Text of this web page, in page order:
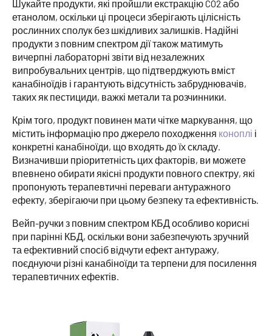
Шукайте продукти, які пройшли екстракцію CO2 або
етанолом, оскільки ці процеси зберігають цілісність
рослинних сполук без шкідливих залишків. Надійні
продукти з повним спектром дії також матимуть
вичерпні лабораторні звіти від незалежних
випробувальних центрів, що підтверджують вміст
канабіноїдів і гарантують відсутність забруднювачів,
таких як пестициди, важкі метали та розчинники.
Крім того, продукт повинен мати чітке маркування, що
містить інформацію про джерело походження коноплі і
конкретні канабіноїди, що входять до їх складу.
Визначивши пріоритетність цих факторів, ви можете
впевнено обирати якісні продукти повного спектру, які
пропонують терапевтичні переваги антуражного
ефекту, зберігаючи при цьому безпеку та ефективність.
Вейп-ручки з повним спектром КБД особливо корисні
при парінні КБД, оскільки вони забезпечують зручний
та ефективний спосіб відчути ефект антуражу,
поєднуючи різні канабіноїди та терпени для посилення
терапевтичних ефектів.